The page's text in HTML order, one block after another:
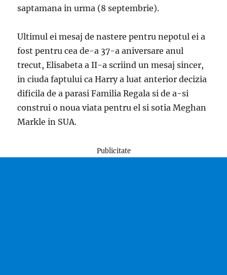
saptamana in urma (8 septembrie).
Ultimul ei mesaj de nastere pentru nepotul ei a
fost pentru cea de-a 37-a aniversare anul
trecut, Elisabeta a II-a scriind un mesaj sincer,
in ciuda faptului ca Harry a luat anterior decizia
dificila de a parasi Familia Regala si de a-si
construi o noua viata pentru el si sotia Meghan
Markle in SUA.
Publicitate